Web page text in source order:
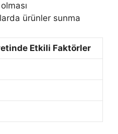
ürünler sunma
Etkili Faktörler